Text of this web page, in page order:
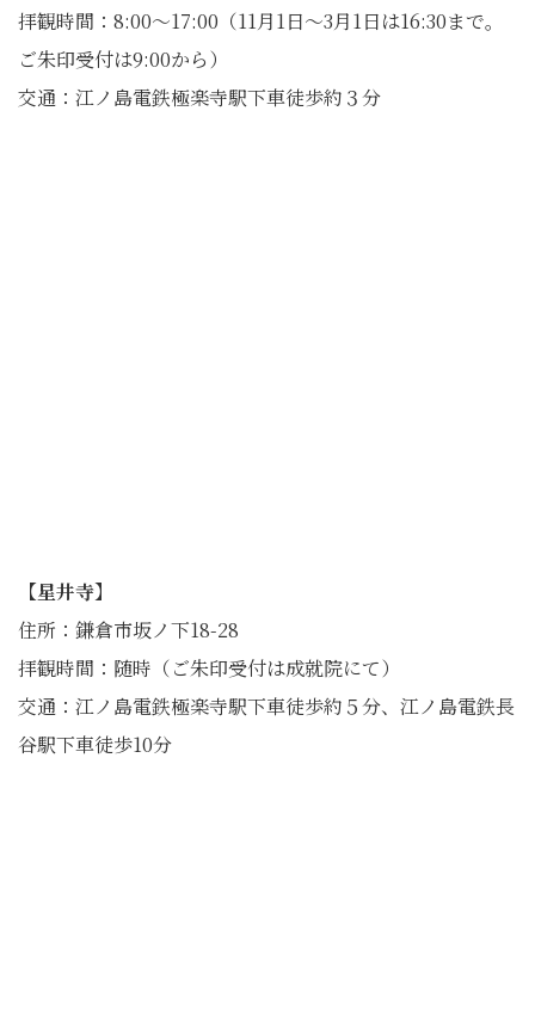
拝観時間：8:00～17:00（11月1日～3月1日は16:30まで。
ご朱印受付は9:00から）
交通：江ノ島電鉄極楽寺駅下車徒歩約３分
【星井寺】
住所：鎌倉市坂ノ下18-28
拝観時間：随時（ご朱印受付は成就院にて）
交通：江ノ島電鉄極楽寺駅下車徒歩約５分、江ノ島電鉄長
谷駅下車徒歩10分